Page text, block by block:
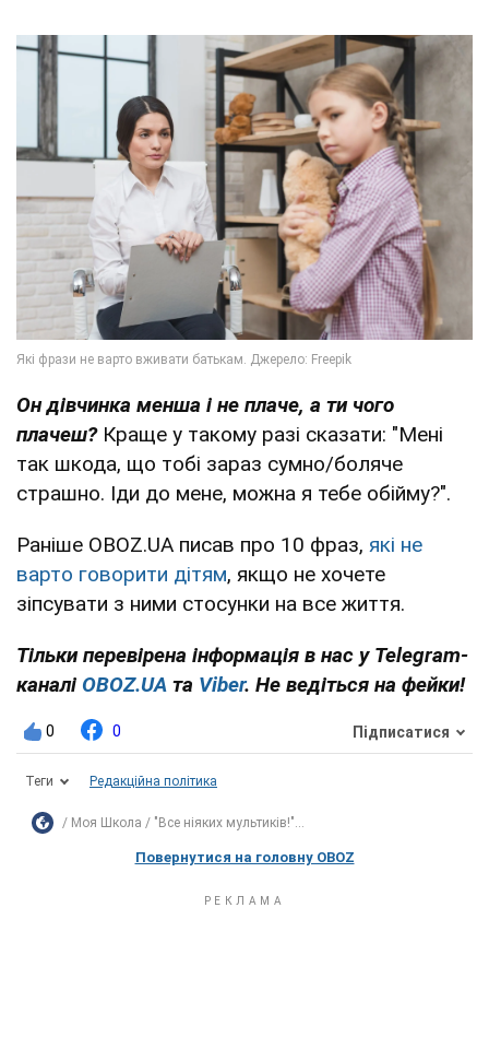
Он дівчинка менша і не плаче, а ти чого
плачеш? Краще у такому разі сказати: "Мені
так шкода, що тобі зараз сумно/боляче
страшно. Іди до мене, можна я тебе обійму?".
Раніше OBOZ.UA писав про 10 фраз, які не
варто говорити дітям, якщо не хочете
зіпсувати з ними стосунки на все життя.
Тільки перевірена інформація в нас у Telegram-
каналі OBOZ.UA та Viber. Не ведіться на фейки!
0 0 Підписатися
Теги Редакційна політика
Моя Школа "Все ніяких мультиків!"...
Повернутися на головну OBOZ